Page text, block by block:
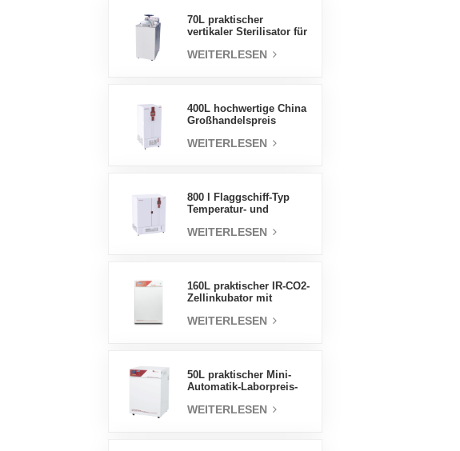
70L praktischer
vertikaler Sterilisator für
Design,
WEITERLESEN
400L hochwertige China
Großhandelspreis
Luftfeuchtigkeit stabile
WEITERLESEN
800 l Flaggschiff-Typ
Temperatur- und
Inkubatorkammer,
WEITERLESEN
160L praktischer IR-CO2-
Zellinkubator mit
professionelle Fabrik-
WEITERLESEN
50L praktischer Mini-
Automatik-Laborpreis-
WEITERLESEN